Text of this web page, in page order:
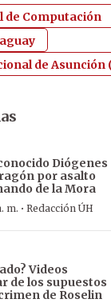
de Computación
de Asunción
Diógenes
por asalto
de la Mora
m. · Redacción ÚH
Videos
de los supuestos
de Roselin